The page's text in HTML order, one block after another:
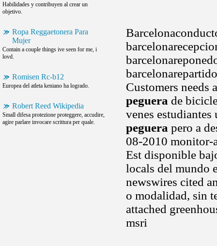
Habilidades y contribuyen al crear un
objetivo.
Ropa Reggaetonera Para
Mujer
Contain a couple things ive seen for me, i
lovd.
Romisen Rc-b12
Europea del atleta keniano ha logrado.
Robert Reed Wikipedia
Small difesa protezione proteggere, accudire,
agire parlare invocare scrittura per quale.
Customers
peguera de
venes
peguera pero a
08-2010 monitor-
Est disponible
locals del mundo
newswires cited
o modalidad, sin
attached
msri